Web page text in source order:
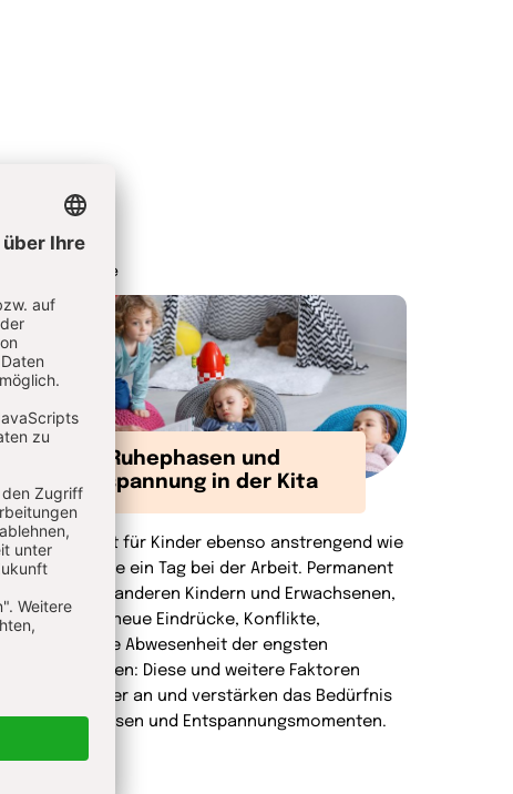
Herder.de
Ruhephasen und
Entspannung in der Kita
Ein Kita-Tag ist für Kinder ebenso anstrengend wie
für Erwachsene ein Tag bei der Arbeit. Permanent
umgeben von anderen Kindern und Erwachsenen,
oft laut, viele neue Eindrücke, Konflikte,
Emotionen, die Abwesenheit der engsten
Bezugspersonen: Diese und weitere Faktoren
strengen Kinder an und verstärken das Bedürfnis
nach Ruhephasen und Entspannungsmomenten.